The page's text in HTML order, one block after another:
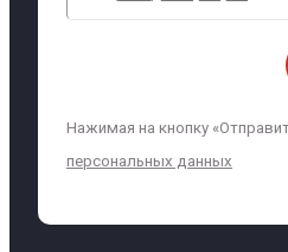
Нажимая на кнопку
персональных данных